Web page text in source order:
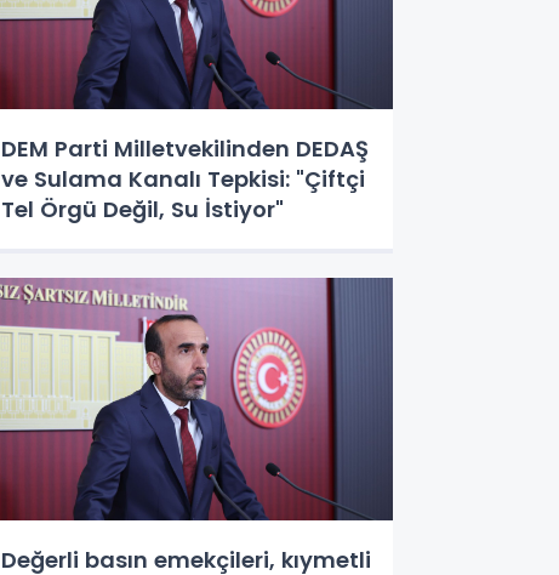
DEM Parti Milletvekilinden DEDAŞ
ve Sulama Kanalı Tepkisi: "Çiftçi
Tel Örgü Değil, Su İstiyor"
Değerli basın emekçileri, kıymetli